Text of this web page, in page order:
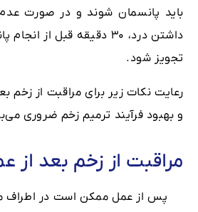
باید پانسمان شوند و در صورت
داشتن درد، ۳۰ دقیقه قبل
تجویز شود.
رعایت نکات زیر برای مراقبت از
و بهبود فرآیند ترمیم زخم ضروری
مراقبت از زخم بعد از
پس از عمل ممکن است در اطراف